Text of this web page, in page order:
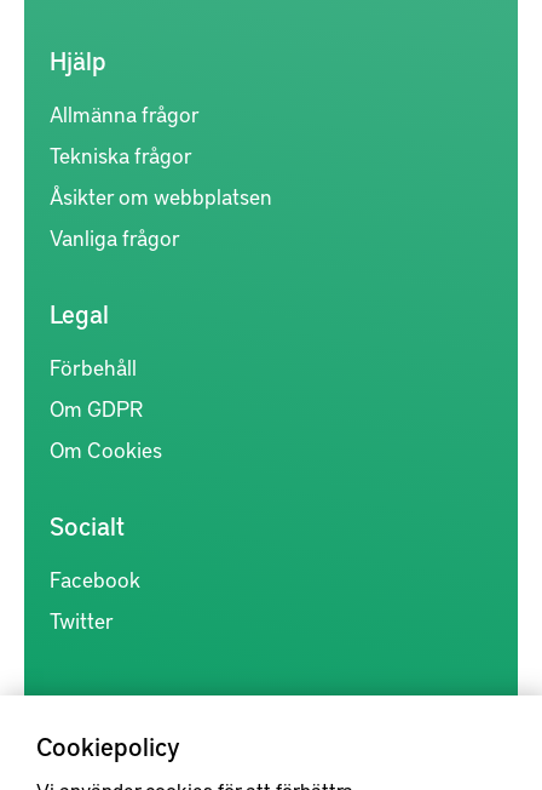
Cookiepolicy
Hjälp
Allmänna frågor
Tekniska frågor
Åsikter om webbplatsen
Vanliga frågor
Legal
Förbehåll
Om GDPR
Om Cookies
Socialt
Facebook
Twitter